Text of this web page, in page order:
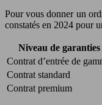
Pour vous donner un
constatés en 2024 pour
Niveau de garanties
Contrat d’entrée de
Contrat standard
Contrat premium